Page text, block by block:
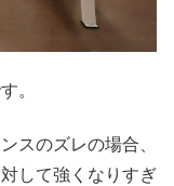
。
スのズレの場合、
して強くなりすぎ